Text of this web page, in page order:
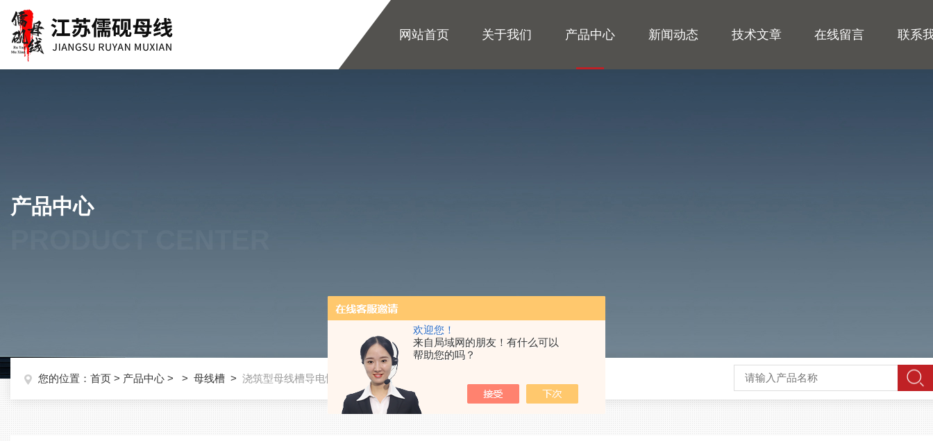
欢迎您！
来自局域网的朋友！有什么可以
帮助您的吗？
网站首页 关于我们 产品中心 新闻动态 技术文章 在线留言 联系
产品中心
您的位置： 首页 > 产品中心 > > 母线槽 > 浇筑型母线槽导电性能好